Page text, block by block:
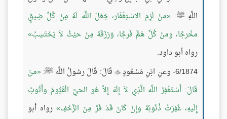
اللَّهِ ﷺ:
منْ لَزِم الاسْتِغْفَار، جَعَلَ اللَّه لَهُ مِنْ كُلِّ ضِيقٍ
مخْرجًا، ومنْ كُلِّ هَمٍّ فَرجًا، وَرَزَقَهُ مِنْ حيْثُ لاَ يَحْتَسِبُ
رواه أبو داود.
6/1874- وعنِ ابْنِ مَسْعُودٍ
 قَالَ: قَالَ رسُولُ اللَّه ﷺ: منْ
قَالَ: أَسْتَغْفِرُ اللَّه الَّذِي لاَ إِلَهَ إِلاَّ هُو الحيَّ الْقَيُّومَ وأَتُوبُ
إِلَيهِ، غُفِرَتْ ذُنُوبُهُ وإِنْ كَانَ قَدْ فَرَّ مِنَ الزَّحْفِ رواه أبو